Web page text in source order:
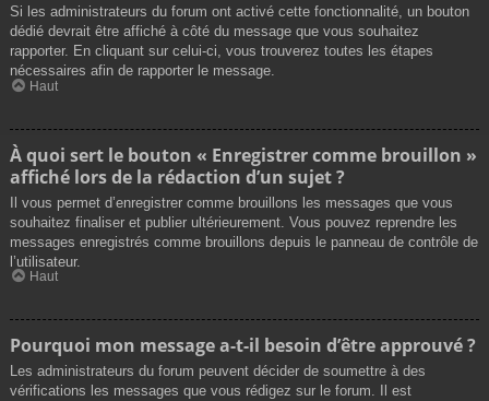
Si les administrateurs du forum ont activé cette fonctionnalité, un bouton
dédié devrait être affiché à côté du message que vous souhaitez
rapporter. En cliquant sur celui-ci, vous trouverez toutes les étapes
nécessaires afin de rapporter le message.
Haut
À quoi sert le bouton « Enregistrer comme brouillon »
affiché lors de la rédaction d’un sujet ?
Il vous permet d’enregistrer comme brouillons les messages que vous
souhaitez finaliser et publier ultérieurement. Vous pouvez reprendre les
messages enregistrés comme brouillons depuis le panneau de contrôle de
l’utilisateur.
Haut
Pourquoi mon message a-t-il besoin d’être approuvé ?
Les administrateurs du forum peuvent décider de soumettre à des
vérifications les messages que vous rédigez sur le forum. Il est